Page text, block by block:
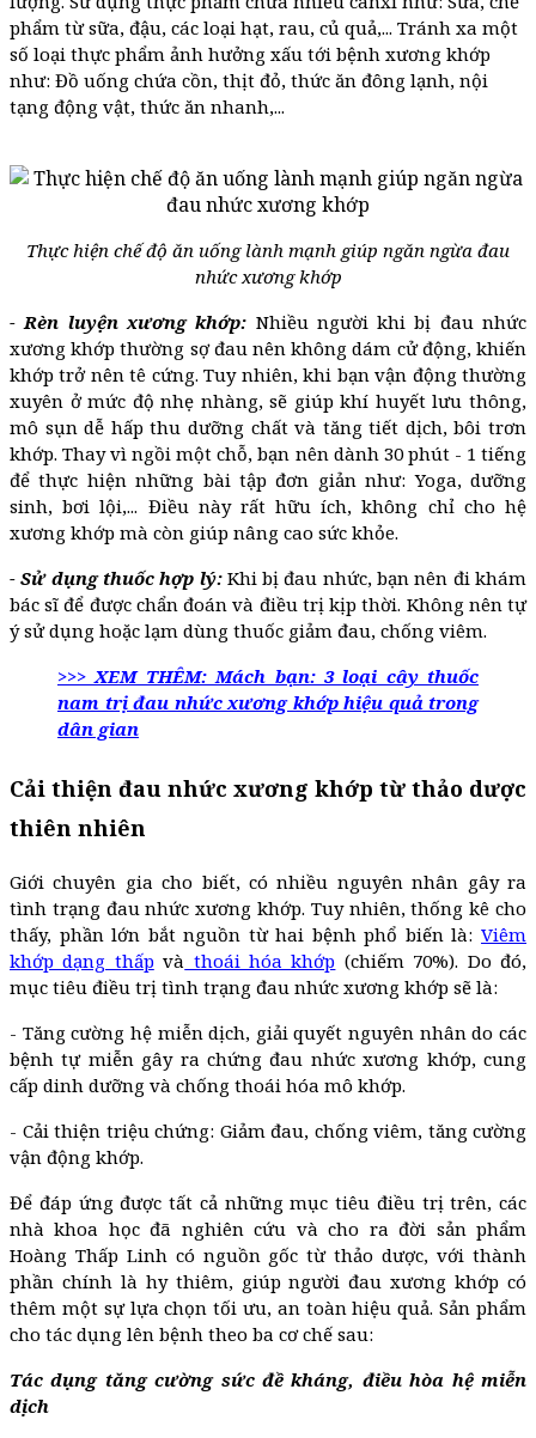
phẩm từ sữa, đậu, các loại hạt, rau, củ quả,... Tránh xa một
số loại thực phẩm ảnh hưởng xấu tới bệnh xương khớp
như: Đồ uống chứa cồn, thịt đỏ, thức ăn đông lạnh, nội
tạng động vật, thức ăn nhanh,...
Thực hiện chế độ ăn uống lành mạnh giúp ngăn ngừa đau
nhức xương khớp
- Rèn luyện xương khớp: Nhiều người khi bị đau nhức
xương khớp thường sợ đau nên không dám cử động, khiến
khớp trở nên tê cứng. Tuy nhiên, khi bạn vận động thường
xuyên ở mức độ nhẹ nhàng, sẽ giúp khí huyết lưu thông,
mô sụn dễ hấp thu dưỡng chất và tăng tiết dịch, bôi trơn
khớp. Thay vì ngồi một chỗ, bạn nên dành 30 phút - 1 tiếng
để thực hiện những bài tập đơn giản như: Yoga, dưỡng
sinh, bơi lội,... Điều này rất hữu ích, không chỉ cho hệ
xương khớp mà còn giúp nâng cao sức khỏe.
- Sử dụng thuốc hợp lý:Khi bị đau nhức, bạn nên đi khám
bác sĩ để được chẩn đoán và điều trị kịp thời. Không nên tự
ý sử dụng hoặc lạm dùng thuốc giảm đau, chống viêm.
>>> XEM THÊM: Mách bạn: 3 loại cây thuốc
nam trị đau nhức xương khớp hiệu quả trong
dân gian
Cải thiện đau nhức xương khớp từ thảo dược
thiên nhiên
Giới chuyên gia cho biết, có nhiều nguyên nhân gây ra
tình trạng đau nhức xương khớp. Tuy nhiên, thống kê cho
thấy, phần lớn bắt nguồn từ hai bệnh phổ biến là: Viêm
khớp dạng thấpvà thoái hóa khớp (chiếm 70%). Do đó,
mục tiêu điều trị tình trạng đau nhức xương khớp sẽ là:
- Tăng cường hệ miễn dịch, giải quyết nguyên nhân do các
bệnh tự miễn gây ra chứng đau nhức xương khớp, cung
cấp dinh dưỡng và chống thoái hóa mô khớp.
- Cải thiện triệu chứng: Giảm đau, chống viêm, tăng cường
vận động khớp.
Để đáp ứng được tất cả những mục tiêu điều trị trên, các
nhà khoa học đã nghiên cứu và cho ra đời sản phẩm
Hoàng Thấp Linh có nguồn gốc từ thảo dược, với thành
phần chính là hy thiêm, giúp người đau xương khớp có
thêm một sự lựa chọn tối ưu, an toàn hiệu quả. Sản phẩm
cho tác dụng lên bệnh theo ba cơ chế sau:
Tác dụng tăng cường sức đề kháng, điều hòa hệ miễn
dịch